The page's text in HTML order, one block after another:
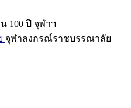
100 ปี จุฬาฯ
จุฬาลงกรณ์ราชบรรณาลัย